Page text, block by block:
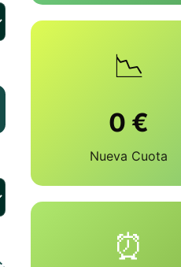
📉
0 €
Nueva Cuota
⏰